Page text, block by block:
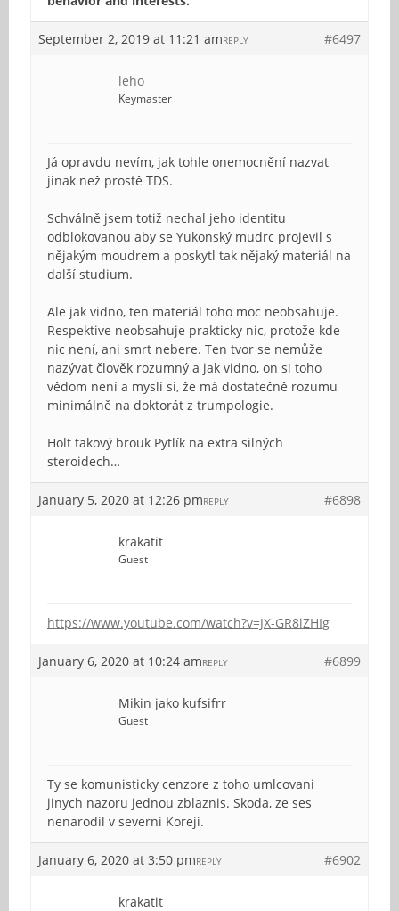
September 2, 2019 at 11:21 am #6497
REPLY
leho
Keymaster
Já opravdu nevím, jak tohle onemocnění nazvat
jinak než prostě TDS.
Schválně jsem totiž nechal jeho identitu
odblokovanou aby se Yukonský mudrc projevil s
nějakým moudrem a poskytl tak nějaký materiál na
další studium.
Ale jak vidno, ten materiál toho moc neobsahuje.
Respektive neobsahuje prakticky nic, protože kde
nic není, ani smrt nebere. Ten tvor se nemůže
nazývat člověk rozumný a jak vidno, on si toho
vědom není a myslí si, že má dostatečně rozumu
minimálně na doktorát z trumpologie.
Holt takový brouk Pytlík na extra silných
steroidech…
January 5, 2020 at 12:26 pm #6898
REPLY
krakatit
Guest
https://www.youtube.com/watch?v=JX-GR8iZHIg
January 6, 2020 at 10:24 am #6899
REPLY
Mikin jako kufsifrr
Guest
Ty se komunisticky cenzore z toho umlcovani
jinych nazoru jednou zblaznis. Skoda, ze ses
nenarodil v severni Koreji.
January 6, 2020 at 3:50 pm #6902
REPLY
krakatit